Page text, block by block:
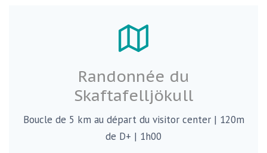
Randonnée du
Skaftafelljökull
Boucle de 5 km au départ du visitor center | 120m
de D+ | 1h00